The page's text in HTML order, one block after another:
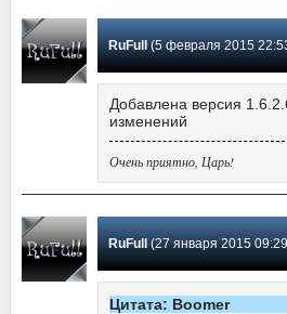
RuFull(5 февраля 2015 22:53)
Добавлена версия
изменений
Очень приятно, Царь!
RuFull(27 января 2015 09:29)
Цитата: Boomer